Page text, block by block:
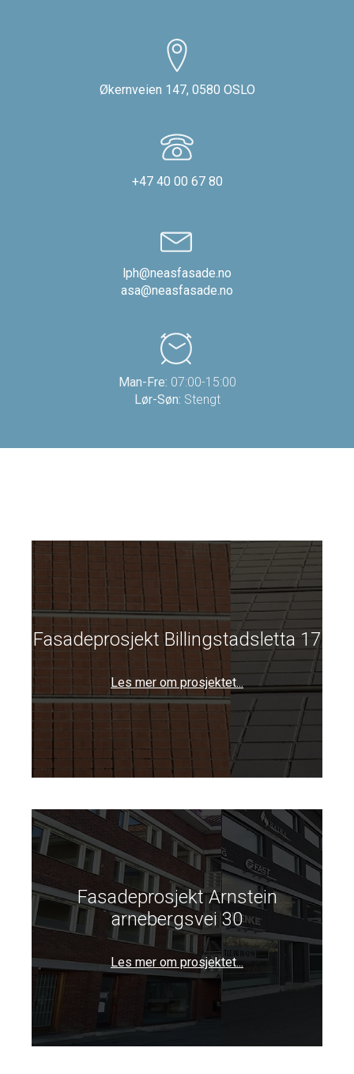
Økernveien 147, 0580 OSLO
+47 40 00 67 80
lph@neasfasade.no
asa@neasfasade.no
Man-Fre: 07:00-15:00
Lør-Søn: Stengt
Fasadeprosjekt Billingstadsletta 17
Les mer om prosjektet...
Fasadeprosjekt Arnstein
arnebergsvei 30
Les mer om prosjektet...